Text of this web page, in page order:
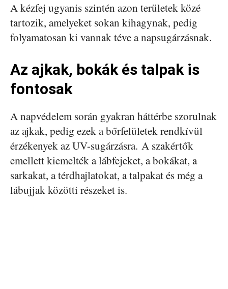
A kézfej ugyanis szintén azon területek közé
tartozik, amelyeket sokan kihagynak, pedig
folyamatosan ki vannak téve a napsugárzásnak.
Az ajkak, bokák és talpak is
fontosak
A napvédelem során gyakran háttérbe szorulnak
az ajkak, pedig ezek a bőrfelületek rendkívül
érzékenyek az UV-sugárzásra. A szakértők
emellett kiemelték a lábfejeket, a bokákat, a
sarkakat, a térdhajlatokat, a talpakat és még a
lábujjak közötti részeket is.